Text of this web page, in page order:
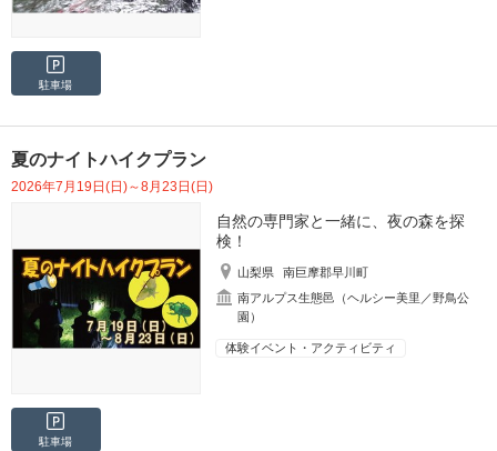
駐車場
夏のナイトハイクプラン
2026年7月19日(日)～8月23日(日)
自然の専門家と一緒に、夜の森を探
検！
山梨県
南巨摩郡早川町
南アルプス生態邑（ヘルシー美里／野鳥公
園）
体験イベント・アクティビティ
駐車場